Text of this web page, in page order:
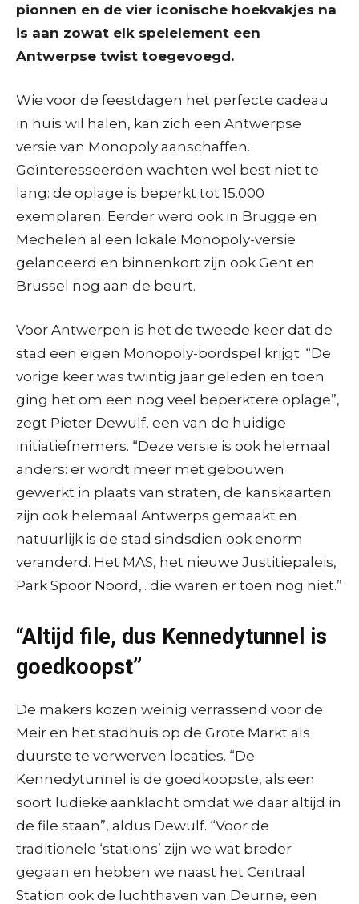
pionnen en de vier iconische hoekvakjes na
is aan zowat elk spelelement een
Antwerpse twist toegevoegd.
Wie voor de feestdagen het perfecte cadeau
in huis wil halen, kan zich een Antwerpse
versie van Monopoly aanschaffen.
Geïnteresseerden wachten wel best niet te
lang: de oplage is beperkt tot 15.000
exemplaren. Eerder werd ook in Brugge en
Mechelen al een lokale Monopoly-versie
gelanceerd en binnenkort zijn ook Gent en
Brussel nog aan de beurt.
Voor Antwerpen is het de tweede keer dat de
stad een eigen Monopoly-bordspel krijgt. “De
vorige keer was twintig jaar geleden en toen
ging het om een nog veel beperktere oplage”,
zegt Pieter Dewulf, een van de huidige
initiatiefnemers. “Deze versie is ook helemaal
anders: er wordt meer met gebouwen
gewerkt in plaats van straten, de kanskaarten
zijn ook helemaal Antwerps gemaakt en
natuurlijk is de stad sindsdien ook enorm
veranderd. Het MAS, het nieuwe Justitiepaleis,
Park Spoor Noord,.. die waren er toen nog niet.”
“Altijd file, dus Kennedytunnel is
goedkoopst”
De makers kozen weinig verrassend voor de
Meir en het stadhuis op de Grote Markt als
duurste te verwerven locaties. “De
Kennedytunnel is de goedkoopste, als een
soort ludieke aanklacht omdat we daar altijd in
de file staan”, aldus Dewulf. “Voor de
traditionele ‘stations’ zijn we wat breder
gegaan en hebben we naast het Centraal
Station ook de luchthaven van Deurne, een